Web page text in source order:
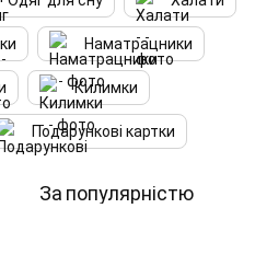
Наматрацники
Килимки
Подарункові картки
За популярністю